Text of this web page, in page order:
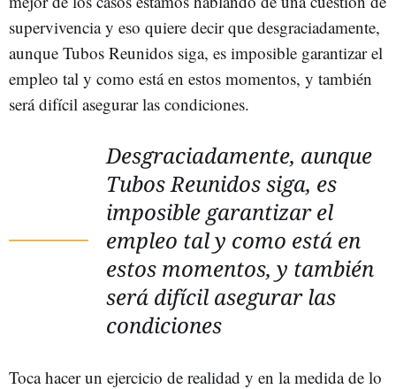
supervivencia y eso quiere decir que desgraciadamente,
aunque Tubos Reunidos siga, es imposible garantizar el
empleo tal y como está en estos momentos, y también
será difícil asegurar las condiciones.
Desgraciadamente, aunque
Tubos Reunidos siga, es
imposible garantizar el
empleo tal y como está en
estos momentos, y también
será difícil asegurar las
condiciones
Toca hacer un ejercicio de realidad y en la medida de lo